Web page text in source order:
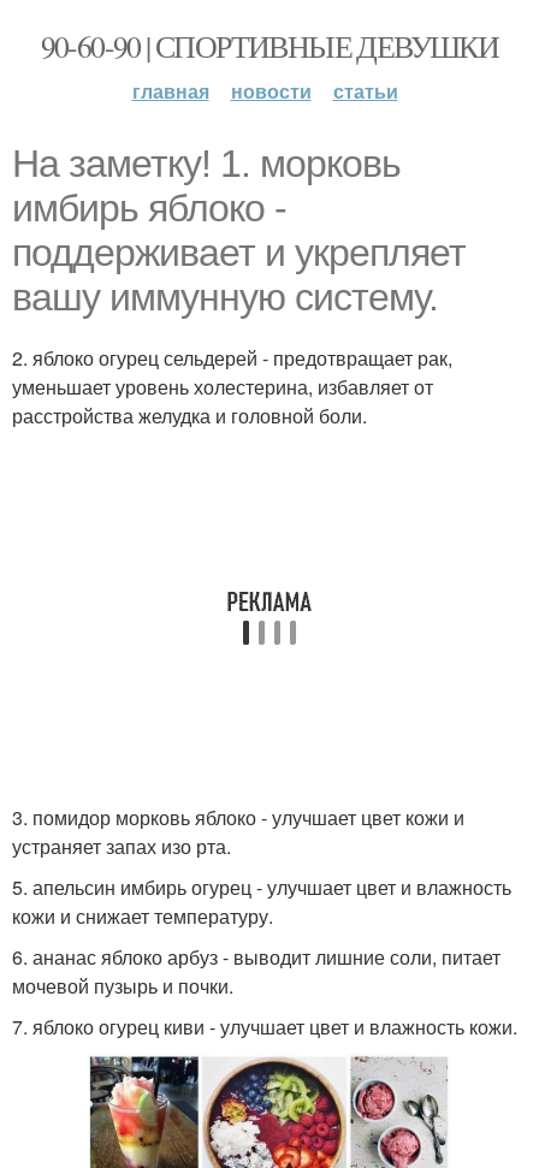
90-60-90 | СПОРТИВНЫЕ ДЕВУШКИ
главная новости статьи
На заметку! 1. морковь
имбирь яблоко -
поддерживает и укрепляет
вашу иммунную систему.
2. яблоко огурец сельдерей - предотвращает рак,
уменьшает уровень холестерина, избавляет от
расстройства желудка и головной боли.
3. помидор морковь яблоко - улучшает цвет кожи и
устраняет запах изо рта.
5. апельсин имбирь огурец - улучшает цвет и влажность
кожи и снижает температуру.
6. ананас яблоко арбуз - выводит лишние соли, питает
мочевой пузырь и почки.
7. яблоко огурец киви - улучшает цвет и влажность кожи.